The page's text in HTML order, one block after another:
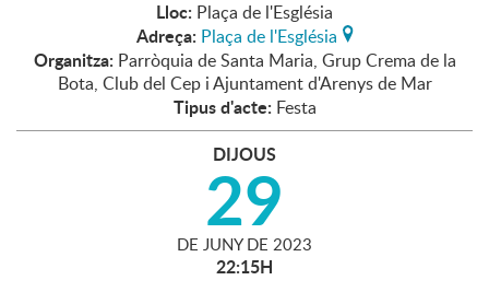
Lloc: Plaça de l'Església
Adreça: Plaça de l'Església
Organitza: Parròquia de Santa Maria, Grup Crema de la
Bota, Club del Cep i Ajuntament d'Arenys de Mar
Tipus d'acte: Festa
DIJOUS
29
DE JUNY DE 2023
22:15H